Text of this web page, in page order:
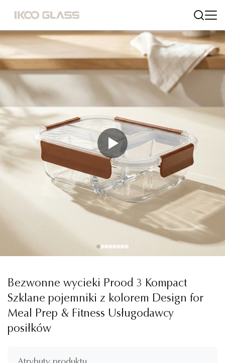
Bezwonne wycieki Prood 3 Kompact
Szklane pojemniki z kolorem Design for
Meal Prep & Fitness Usługodawcy
posiłków